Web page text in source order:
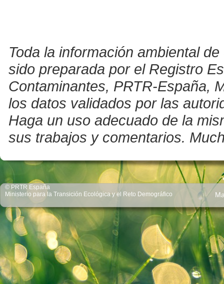
Toda la información ambiental
sido preparada por el Registro
Contaminantes, PRTR-España,
los datos validados por las
Haga un uso adecuado de la
sus trabajos y comentarios.
© PRTR España
Ministerio para la Transición Ecológica y el Reto Demográfico